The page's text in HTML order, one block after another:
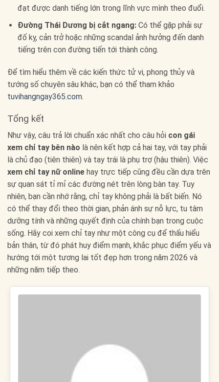
đạt được danh tiếng lớn trong lĩnh vực mình theo đuổi.
Đường Thái Dương bị cắt ngang:Có thể gặp phải sự
đố kỵ, cản trở hoặc những scandal ảnh hưởng đến danh
tiếng trên con đường tiến tới thành công.
Để tìm hiểu thêm về các kiến thức tử vi, phong thủy và
tướng số chuyên sâu khác, bạn có thể tham khảo
tuvihangngay365.com.
Tổng kết
Như vậy, câu trả lời chuẩn xác nhất cho câu hỏi con gái
xem chỉ tay bên nào là nên kết hợp cả hai tay, với tay phải
là chủ đạo (tiên thiên) và tay trái là phụ trợ (hậu thiên). Việc
xem chỉ tay nữ online hay trực tiếp cũng đều cần dựa trên
sự quan sát tỉ mỉ các đường nét trên lòng bàn tay. Tuy
nhiên, bạn cần nhớ rằng, chỉ tay không phải là bất biến. Nó
có thể thay đổi theo thời gian, phản ánh sự nỗ lực, tu tâm
dưỡng tính và những quyết định của chính bạn trong cuộc
sống. Hãy coi xem chỉ tay như một công cụ để thấu hiểu
bản thân, từ đó phát huy điểm mạnh, khắc phục điểm yếu và
hướng tới một tương lai tốt đẹp hơn trong năm 2026 và
những năm tiếp theo.